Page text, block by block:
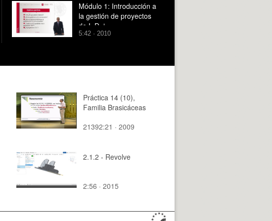
Módulo 1: Introducción a
la gestión de proyectos
de I+D+i
5:42 · 2010
Práctica 14 (10),
Familia Brasicáceas
21392:21 · 2009
2.1.2 - Revolve
2:56 · 2015